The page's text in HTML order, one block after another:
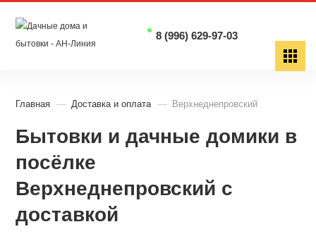
8 (996) 629-97-03
Главная Доставка и оплата Верхнеднепровский
Бытовки и дачные домики в
посёлке
Верхнеднепровский с
доставкой